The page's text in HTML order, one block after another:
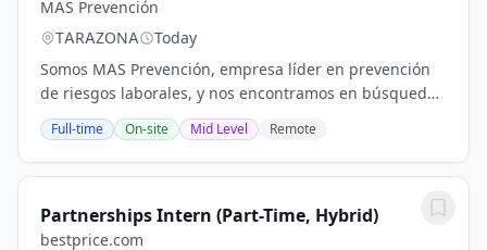
MAS Prevención
TARAZONA
Today
Somos MAS Prevención, empresa líder en prevención
de riesgos laborales, y nos encontramos en búsqueda
de un/a Enfermero/a general o especialista en
enfermería del trabajo para unirse a las...
Full-time On-site Mid Level Remote
Partnerships Intern (Part-Time, Hybrid)
bestprice.com